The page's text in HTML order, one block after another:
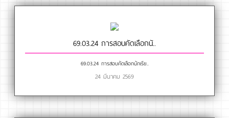
69.03.24 การสอบคัดเลือกนั..
69.03.24 การสอบคัดเลือกนักเรีย..
24 มีนาคม 2569